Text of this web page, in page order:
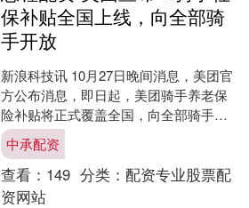
保补贴全国上线，向全部骑
手开放
新浪科技讯 10月27日晚间消息，美团官
方公布消息，即日起，美团骑手养老保
险补贴将正式覆盖全国，向全部骑手开
放。11月开始，骑手可根据自身需求，
选择在户籍地或工....
中承配资
查看： 149 分类： 配资专业股票配
资网站